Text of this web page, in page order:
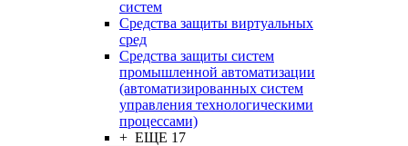
систем
Средства защиты виртуальных
сред
Средства защиты систем
промышленной автоматизации
(автоматизированных систем
управления технологическими
процессами)
+ ЕЩЕ 17